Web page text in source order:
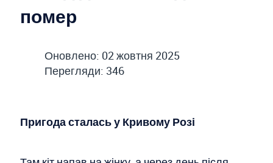
помер
Оновлено: 02 жовтня 2025
Перегляди: 346
Пригода сталась у Кривому Розі